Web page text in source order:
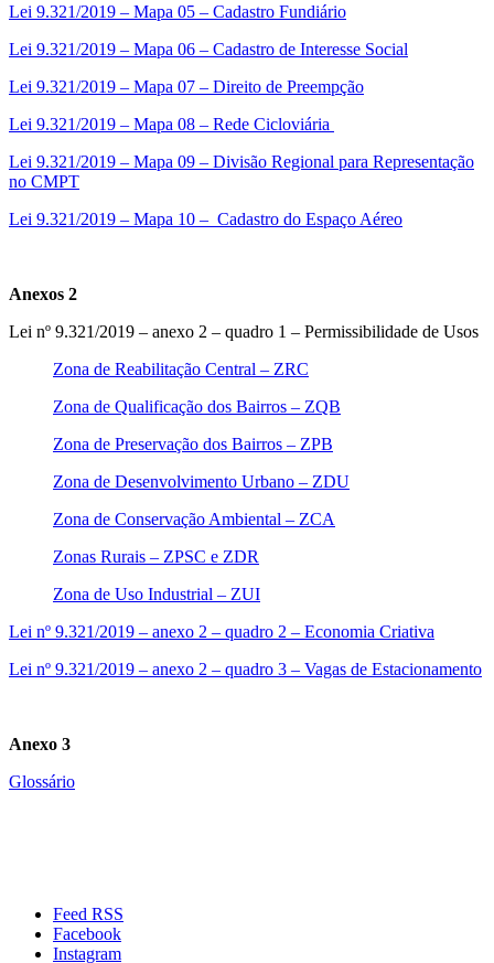
Lei 9.321/2019 – Mapa 05 – Cadastro Fundiário
Lei 9.321/2019 – Mapa 06 – Cadastro de Interesse Social
Lei 9.321/2019 – Mapa 07 – Direito de Preempção
Lei 9.321/2019 – Mapa 08 – Rede Cicloviária
Lei 9.321/2019 – Mapa 09 – Divisão Regional para Representação
no CMPT
Lei 9.321/2019 – Mapa 10 – Cadastro do Espaço Aéreo
Anexos 2
Lei nº 9.321/2019 – anexo 2 – quadro 1 – Permissibilidade de Usos
Zona de Reabilitação Central – ZRC
Zona de Qualificação dos Bairros – ZQB
Zona de Preservação dos Bairros – ZPB
Zona de Desenvolvimento Urbano – ZDU
Zona de Conservação Ambiental – ZCA
Zonas Rurais – ZPSC e ZDR
Zona de Uso Industrial – ZUI
Lei nº 9.321/2019 – anexo 2 – quadro 2 – Economia Criativa
Lei nº 9.321/2019 – anexo 2 – quadro 3 – Vagas de Estacionamento
Anexo 3
Glossário
Feed RSS
Facebook
Instagram